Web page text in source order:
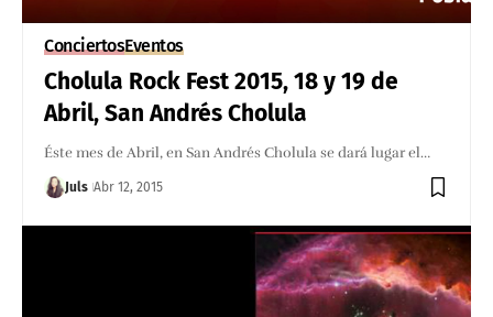
ConciertosEventos
Cholula Rock Fest 2015, 18 y 19 de
Abril, San Andrés Cholula
Éste mes de Abril, en San Andrés Cholula se dará lugar el…
Juls Abr 12, 2015